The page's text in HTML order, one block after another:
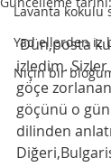
Lavanta kokulu
Yad ellerden iz
Niçin bir
Dün,posta kutuma gelen iki video
izledim.
göçe
göçünü o
dilinden